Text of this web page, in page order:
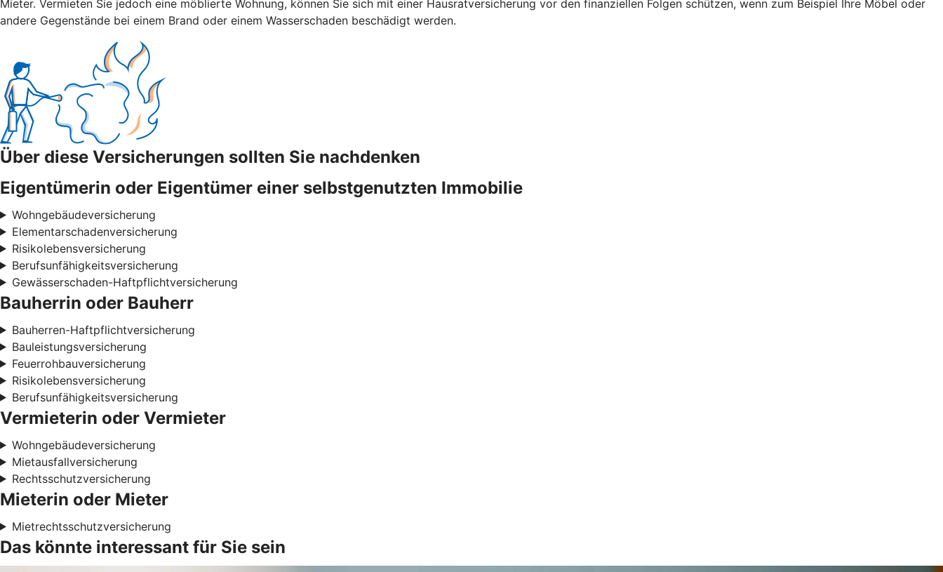
Mieter. Vermieten Sie jedoch eine möblierte Wohnung, können Sie sich mit einer Hausratversicherung vor den finanziellen Folgen schützen, wenn zum Beispiel Ihre Möbel oder
andere Gegenstände bei einem Brand oder einem Wasserschaden beschädigt werden.
Über diese Versicherungen sollten Sie nachdenken
Eigentümerin oder Eigentümer einer selbstgenutzten Immobilie
Wohngebäudeversicherung
Elementarschadenversicherung
Risikolebensversicherung
Berufsunfähigkeitsversicherung
Gewässerschaden-Haftpflichtversicherung
Bauherrin oder Bauherr
Bauherren-Haftpflichtversicherung
Bauleistungsversicherung
Feuerrohbauversicherung
Risikolebensversicherung
Berufsunfähigkeitsversicherung
Vermieterin oder Vermieter
Wohngebäudeversicherung
Mietausfallversicherung
Rechtsschutzversicherung
Mieterin oder Mieter
Mietrechtsschutzversicherung
Das könnte interessant für Sie sein